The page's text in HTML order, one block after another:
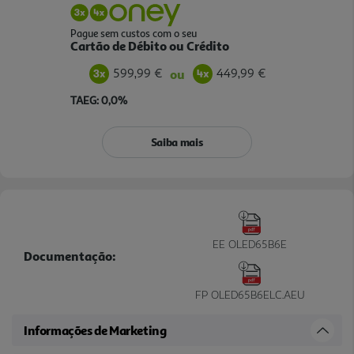
Pague sem custos com o seu
Cartão de Débito ou Crédito
599,99 € ou 449,99 €
TAEG: 0,0%
Saiba mais
Documentação:
EE OLED65B6E
FP OLED65B6ELC.AEU
Informações de Marketing